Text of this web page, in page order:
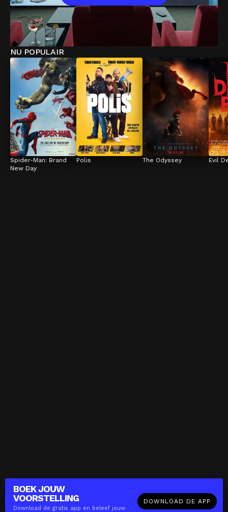
BOEK JOUW
VOORSTELLING
Download de gratis app en beleef jouw
DOWNLOAD DE APP
NU POPULAIR
Spider-Man: Brand
New Day
Polis The Odyssey Evil